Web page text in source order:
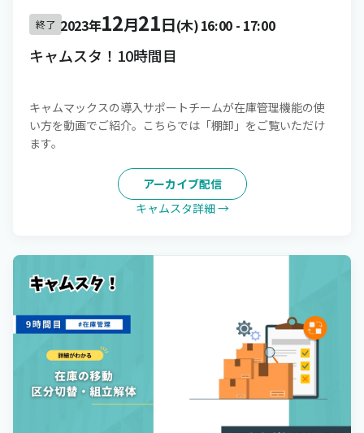
終了 2023年12月21日(木)16:00- 17:00
キャムスタ！10時間目
キャムマックスの導入サポートチームが在庫管理機能の使
い方を動画でご紹介。こちらでは「棚卸」をご覧いただけ
ます。
アーカイブ配信
キャムスタ詳細 →